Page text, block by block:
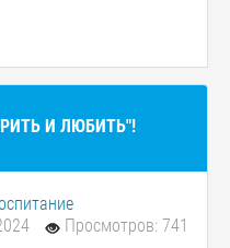
И ЛЮБИТЬ"!
Просмотров: 741